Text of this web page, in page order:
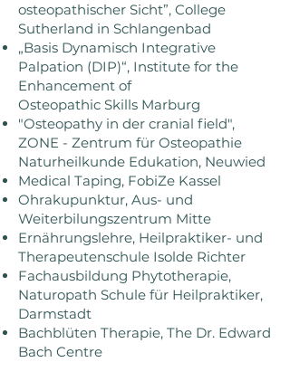
osteopathischer Sicht”, College
Sutherland in Schlangenbad
„Basis Dynamisch Integrative
Palpation (DIP)“, Institute for the
Enhancement of
Osteopathic Skills Marburg
"Osteopathy in der cranial field",
ZONE - Zentrum für Osteopathie
Naturheilkunde Edukation, Neuwied
Medical Taping, FobiZe Kassel
Ohrakupunktur, Aus- und
Weiterbilungszentrum Mitte
Ernährungslehre, Heilpraktiker- und
Therapeutenschule Isolde Richter
Fachausbildung Phytotherapie,
Naturopath Schule für Heilpraktiker,
Darmstadt
Bachblüten Therapie, The Dr. Edward
Bach Centre